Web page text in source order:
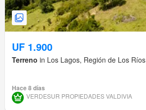
UF 1.900
Terreno in Los Lagos, Región de Los Ríos
Hace 8 días
VERDESUR PROPIEDADES VALDIVIA